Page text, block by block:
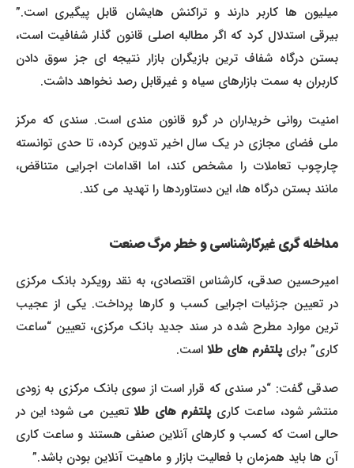
میلیون ها کاربر دارند و تراکنش هایشان قابل پیگیری است.”
بیرقی استدلال کرد که اگر مطالبه اصلی قانون گذار شفافیت است،
بستن درگاه شفاف ترین بازیگران بازار نتیجه ای جز سوق دادن
کاربران به سمت بازارهای سیاه و غیرقابل رصد نخواهد داشت.
امنیت روانی خریداران در گرو قانون مندی است. سندی که مرکز
ملی فضای مجازی در یک سال اخیر تدوین کرده، تا حدی توانسته
چارچوب تعاملات را مشخص کند، اما اقدامات اجرایی متناقض،
مانند بستن درگاه ها، این دستاوردها را تهدید می کند.
مداخله گری غیرکارشناسی و خطر مرگ صنعت
امیرحسین صدقی، کارشناس اقتصادی، به نقد رویکرد بانک مرکزی
در تعیین جزئیات اجرایی کسب و کارها پرداخت. یکی از عجیب
ترین موارد مطرح شده در سند جدید بانک مرکزی، تعیین “ساعت
کاری” برایپلتفرم های طلا است.
صدقی گفت: “در سندی که قرار است از سوی بانک مرکزی به زودی
منتشر شود، ساعت کاریپلتفرم های طلا تعیین می شود؛ این در
حالی است که کسب و کارهای آنلاین صنفی هستند و ساعت کاری
آن ها باید همزمان با فعالیت بازار و ماهیت آنلاین بودن باشد.”